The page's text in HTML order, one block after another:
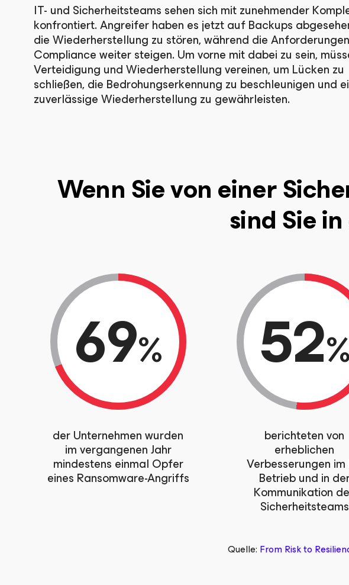
IT- und Sicherheitsteams sehen sich mit zunehmender
konfrontiert. Angreifer haben es jetzt auf Backups
die Wiederherstellung zu stören, während die
Compliance weiter steigen. Um vorne mit dabei zu sein,
Verteidigung und Wiederherstellung vereinen, um Lücken zu
schließen, die Bedrohungserkennung zu beschleunigen und
zuverlässige Wiederherstellung zu gewährleisten.
Wenn Sie von einer
sind Sie
69%
der Unternehmen wurden
im vergangenen Jahr
mindestens einmal Opfer
eines Ransomware-Angriffs
52%
berichteten von
erheblichen
Verbesserungen im
Betrieb und in
Kommunikation
Sicherheitsteams
Quelle: From Risk to